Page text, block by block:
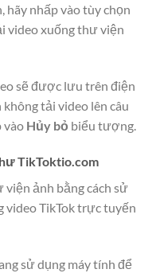
hãy nhấp vào tùy chọn
video xuống thư viện
sẽ được lưu trên điện
tải video lên câu
vào Hủy bỏ biểu tượng.
TikToktio.com
viện ảnh bằng cách sử
video TikTok trực tuyến
sử dụng máy tính để